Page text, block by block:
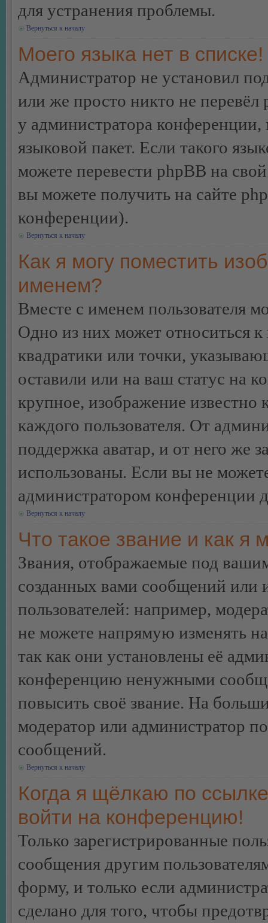
для устранения проблемы.
Вернуться к началу
Моего языка нет в списке!
Администратор не установил
или же просто никто не
у администратора
языковой пакет. Если такого
можете перевести phpBB на
вы можете получить на сайте
конференции).
Вернуться к началу
Как я могу поместить
именем?
Вместе с именем пользователя
Одно из них может относиться
квадратики или точки,
оставили или на ваш статус на
крупное, изображение известно
каждого пользователя. От
поддержка аватар, и от него же
использованы. Если вы не
администратором конференции
Вернуться к началу
Что такое звание и как я
Звания, отображаемые под
созданных вами сообщений
пользователей: например,
не можете напрямую изменять
так как они установлены её
конференцию ненужными
повысить своё звание. На
модератор или администратор
сообщений.
Вернуться к началу
Когда я щёлкаю по
войти на конференцию!
Только зарегистрированные
сообщения другим
форму, и только если
сделано для того, чтобы